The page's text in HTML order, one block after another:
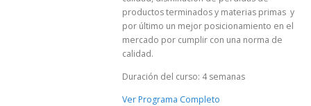
productos terminados y materias primas y
por último un mejor posicionamiento en el
mercado por cumplir con una norma de
calidad.
Duración del curso: 4 semanas
Ver Programa Completo